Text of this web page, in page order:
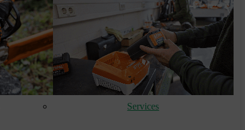
Services